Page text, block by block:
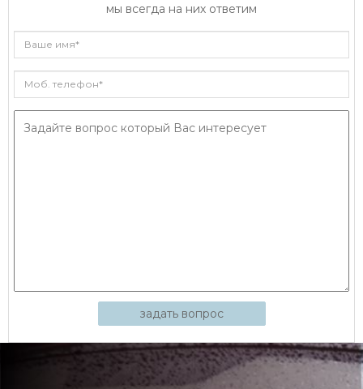
мы всегда на них ответим
задать вопрос